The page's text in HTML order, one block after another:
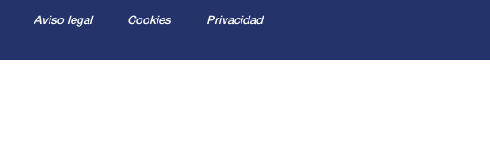
Aviso legal Cookies Privacidad